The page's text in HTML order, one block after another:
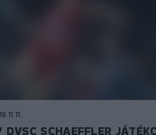
DVSC SCHAEFFLER